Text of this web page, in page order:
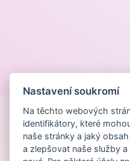
Nastavení soukromí
Na těchto webových
identifikátory, které
naše stránky a jaký
a zlepšovat naše služby